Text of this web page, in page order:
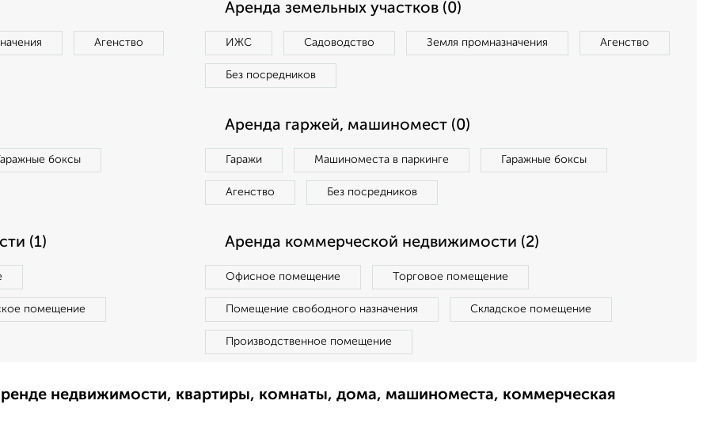
Агенство
Аренда земельных участков (0)
ИЖС Садоводство Земля промназначения Агенство
Без посредников
Гаражные боксы
Аренда гаржей, машиномест (0)
Гаражи Машиноместа в паркинге Гаражные боксы
Агенство Без посредников
(1)
помещение
Аренда коммерческой недвижимости (2)
Офисное помещение Торговое помещение
Помещение свободного назначения Складское помещение
Производственное помещение
недвижимости, квартиры, комнаты, дома, машиноместа, коммерческая